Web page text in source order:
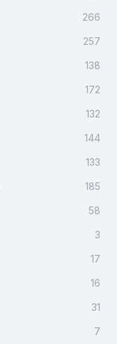
266
257
138
172
132
144
133
185
58
3
17
16
31
7